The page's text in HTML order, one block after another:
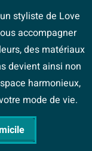
styliste de Love
accompagner
des matériaux
devient ainsi non
harmonieux,
mode de vie.